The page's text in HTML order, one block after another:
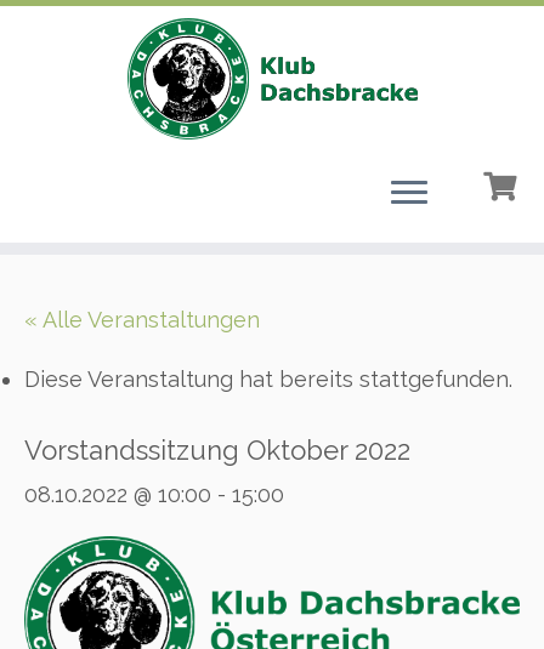
« Alle Veranstaltungen
Diese Veranstaltung hat bereits stattgefunden.
Vorstandssitzung Oktober 2022
08.10.2022 @ 10:00 - 15:00